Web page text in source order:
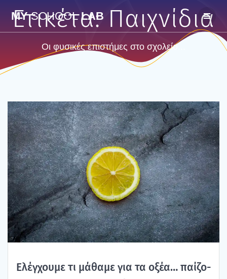
content
MYSCHOOLLAB
Ετικέτα:Παιχνίδια
Οι φυσικές επιστήμες στο σχολείο...
Ελέγ­χου­με τι μάθα­με για τα οξέα… παί­ζο­